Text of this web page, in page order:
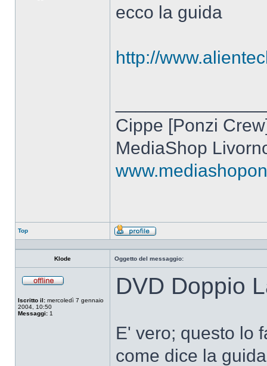
ecco la guida
http://
Cippe [Ponzi
MediaShop
Top
Profilo
Klode Oggetto del messaggio:
Iscritto il: mercoledì 7 gennaio
2004, 10:50
Messaggi: 1
DVD Doppio
E' vero; questo lo
come dice la